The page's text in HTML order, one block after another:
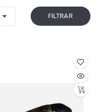
 FILTRAR